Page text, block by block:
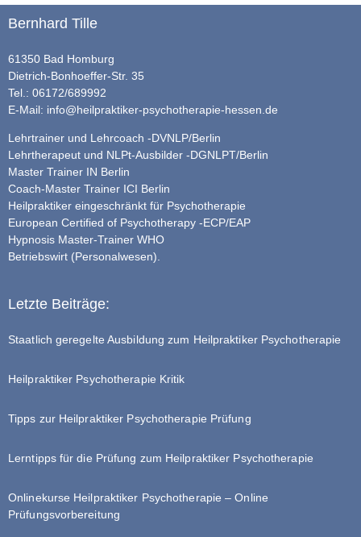
Bernhard Tille
61350 Bad Homburg
Dietrich-Bonhoeffer-Str. 35
Tel.: 06172/689992
E-Mail: info@heilpraktiker-psychotherapie-hessen.de
Lehrtrainer und Lehrcoach -DVNLP/Berlin
Lehrtherapeut und NLPt-Ausbilder -DGNLPT/Berlin
Master Trainer IN Berlin
Coach-Master Trainer ICI Berlin
Heilpraktiker eingeschränkt für Psychotherapie
European Certified of Psychotherapy -ECP/EAP
Hypnosis Master-Trainer WHO
Betriebswirt (Personalwesen).
Letzte Beiträge:
Staatlich geregelte Ausbildung zum Heilpraktiker Psychotherapie
Heilpraktiker Psychotherapie Kritik
Tipps zur Heilpraktiker Psychotherapie Prüfung
Lerntipps für die Prüfung zum Heilpraktiker Psychotherapie
Onlinekurse Heilpraktiker Psychotherapie – Online
Prüfungsvorbereitung